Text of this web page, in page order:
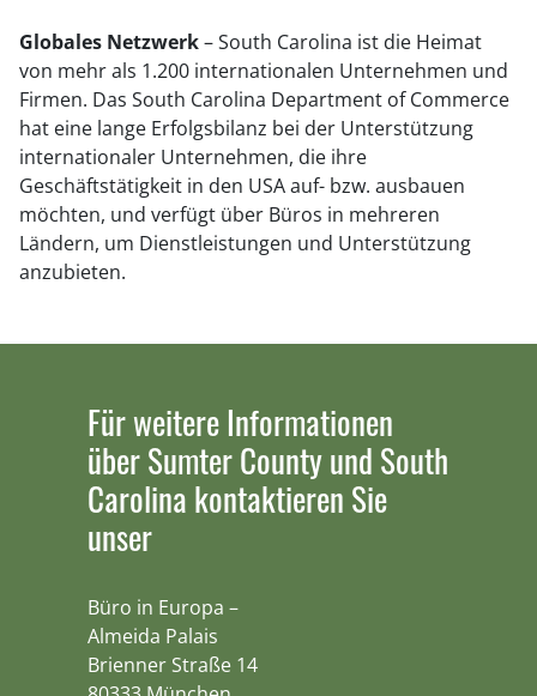
Globales Netzwerk– South Carolina ist die Heimat
von mehr als 1.200 internationalen Unternehmen und
Firmen. Das South Carolina Department of Commerce
hat eine lange Erfolgsbilanz bei der Unterstützung
internationaler Unternehmen, die ihre
Geschäftstätigkeit in den USA auf- bzw. ausbauen
möchten, und verfügt über Büros in mehreren
Ländern, um Dienstleistungen und Unterstützung
anzubieten.
Für weitere Informationen
über Sumter County und South
Carolina kontaktieren Sie
unser
Büro in Europa –
Almeida Palais
Brienner Straße 14